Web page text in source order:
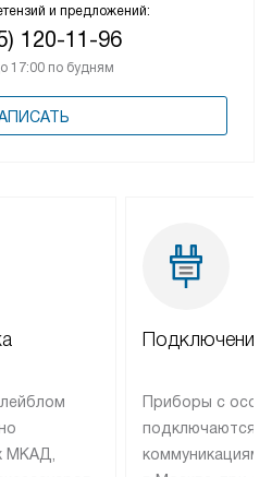
и предложений:
120-11-96
17:00 по будням
МКАД,
Подключение
Приборы с
подключаются к
коммуникациям